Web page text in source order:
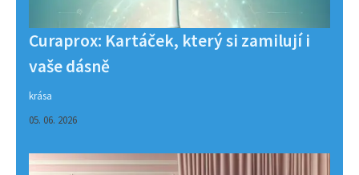
Curaprox: Kartáček, který si zamilují i
vaše dásně
krása
05. 06. 2026